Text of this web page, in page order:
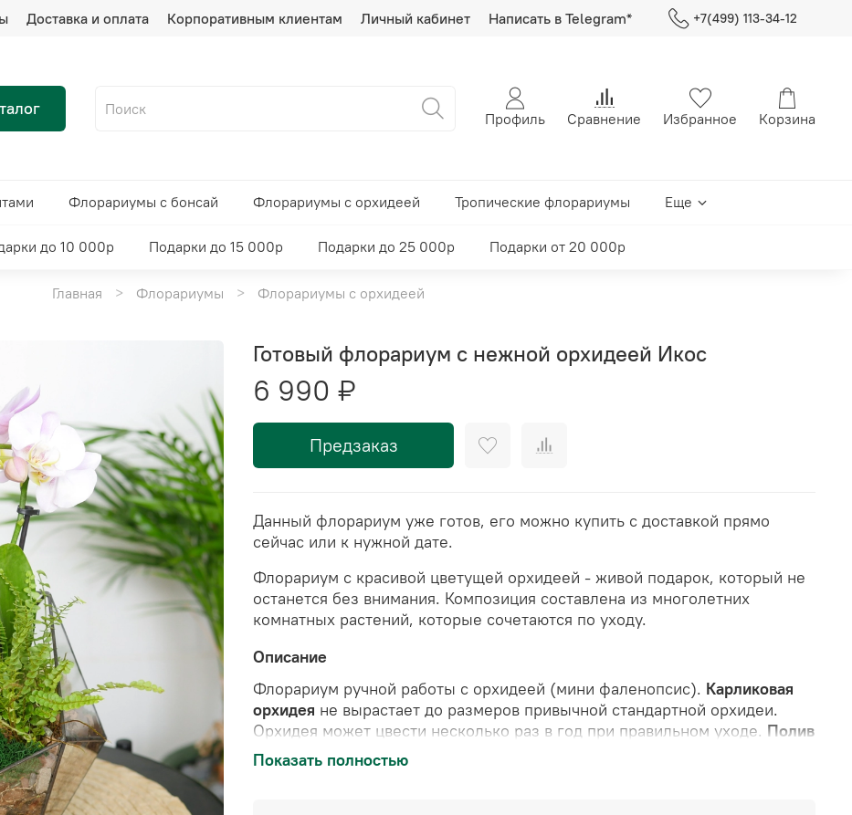
Доставка и оплата Корпоративным клиентам Личный кабинет Написать в Telegram* +7(499) 113-34-12
Профиль Сравнение Избранное Корзина
Флорариумы с бонсай Флорариумы с орхидеей Тропические флорариумы Еще
до 10 000р Подарки до 15 000р Подарки до 25 000р Подарки от 20 000р
Главная Флорариумы Флорариумы с орхидеей
Готовый флорариум с нежной орхидеей Икос
6 990 ₽
Предзаказ
Данный флорариум уже готов, его можно купить с доставкой прямо
сейчас или к нужной дате.
Флорариум с красивой цветущей орхидеей - живой подарок, который не
останется без внимания. Композиция составлена из многолетних
комнатных растений, которые сочетаются по уходу.
Описание
Флорариум ручной работы с орхидеей (мини фаленопсис). Карликовая
орхидея не вырастает до размеров привычной стандартной орхидеи.
Орхидея может цвести несколько раз в год при правильном уходе. Полив
2 раза в неделю
нуждается в поливе, сохраняет свой цвет в течение 10 лет)
Показать полностью